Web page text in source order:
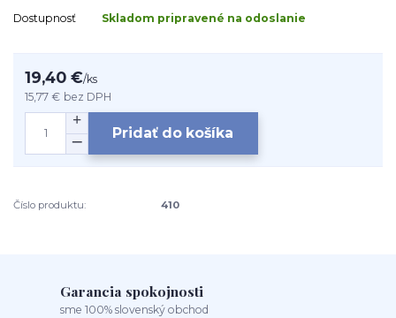
Dostupnosť Skladom pripravené na odoslanie
19,40 €/ks
15,77 € bez DPH
Pridať do košíka
Číslo produktu: 410
Garancia spokojnosti
sme 100% slovenský obchod